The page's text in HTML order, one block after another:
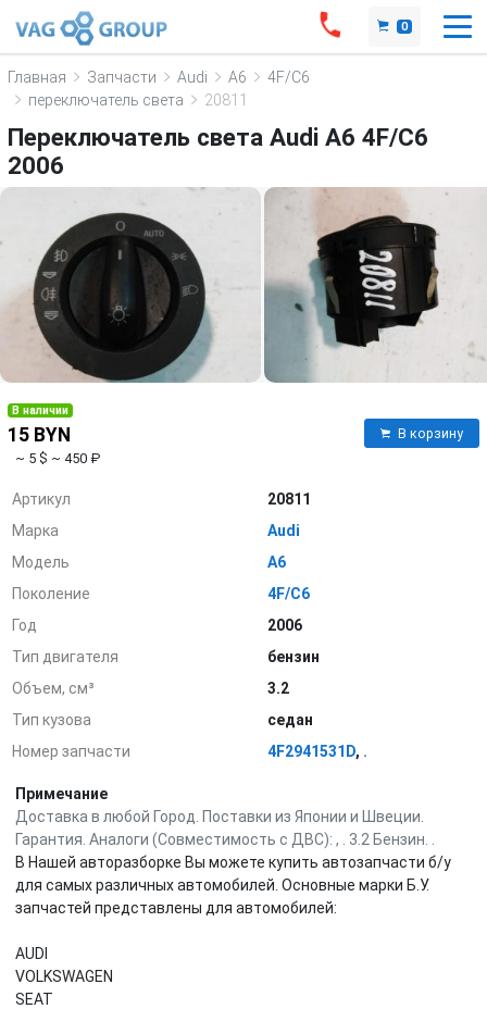
0
Главная Запчасти Audi A6
4F/C6
переключатель света
20811
Переключатель света Audi A6 4F/C6
2006
В наличии
15 BYN
~ 5 $ ~ 450 ₽
В корзину
Артикул
20811
Марка
Audi
Модель
A6
Поколение
4F/C6
Год
2006
Тип двигателя
бензин
Объем, см³
3.2
Тип кузова
седан
Номер запчасти
4F2941531D, .
Примечание
Доставка в любой Город. Поставки из Японии и Швеции.
Гарантия. Аналоги (Совместимость с ДВС): , . 3.2 Бензин. .
В Нашей авторазборке Вы можете купить автозапчасти б/у
для самых различных автомобилей. Основные марки Б.У.
запчастей представлены для автомобилей:
AUDI
VOLKSWAGEN
SEAT